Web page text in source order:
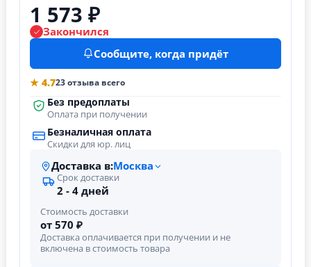
1 573 ₽
Закончился
Сообщите, когда придёт
★ 4.723 отзыва всего
Без предоплаты
Оплата при получении
Безналичная оплата
Скидки для юр. лиц
Доставка в:Москва
Срок доставки
2 - 4 дней
Стоимость доставки
от 570 ₽
Доставка оплачивается при получении и не
включена в стоимость товара